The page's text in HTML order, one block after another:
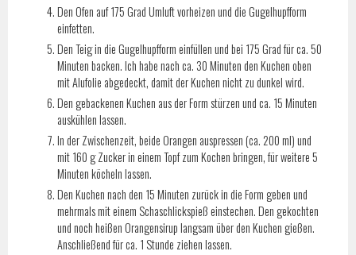
Den Ofen auf 175 Grad Umluft vorheizen und die Gugelhupfform
einfetten.
Den Teig in die Gugelhupfform einfüllen und bei 175 Grad für ca. 50
Minuten backen. Ich habe nach ca. 30 Minuten den Kuchen oben
mit Alufolie abgedeckt, damit der Kuchen nicht zu dunkel wird.
Den gebackenen Kuchen aus der Form stürzen und ca. 15 Minuten
auskühlen lassen.
In der Zwischenzeit, beide Orangen auspressen (ca. 200 ml) und
mit 160 g Zucker in einem Topf zum Kochen bringen, für weitere 5
Minuten köcheln lassen.
Den Kuchen nach den 15 Minuten zurück in die Form geben und
mehrmals mit einem Schaschlickspieß einstechen. Den gekochten
und noch heißen Orangensirup langsam über den Kuchen gießen.
Anschließend für ca. 1 Stunde ziehen lassen.